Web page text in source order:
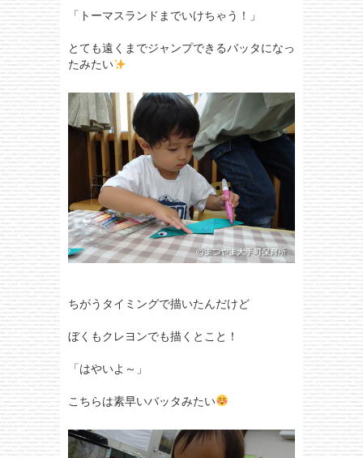
「トーマスランドまでいけちゃう！」
とても遠くまでジャンプできるバッタになっ
たみたい
ちがうタイミングで描いたんだけど
ぼくもクレヨンでも描くとこと！
「はやいよ～」
こちらは素早いバッタみたい